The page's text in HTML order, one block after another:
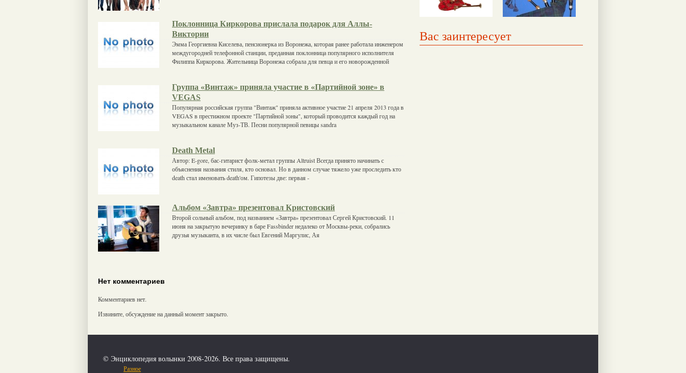
Вас заинтересует
Поклонница Киркорова прислала подарок для Аллы-
Виктории
Эмма Георгиевна Киселева, пенсионерка из Воронежа, которая ранее работала инженером
междугородней телефонной станции, преданная поклонница популярного исполнителя
Филиппа Киркорова. Жительница Воронежа собрала для певца и его новорожденной
Группа «Винтаж» приняла участие в «Партийной зоне» в
VEGAS
Популярная российская группа "Винтаж" приняла активное участие 21 апреля 2013 года в
VEGAS в престижном проекте "Партийной зоны", который проводится каждый год на
музыкальном канале Муз-ТВ. Песни популярной певицы sandra
Death Metal
Автор: E-gore, бас-гитарист фолк-метал группы Altruist Всегда принято начинать с
объяснения названия стиля, кто основал. Но в данном случае тяжело уже проследить кто
death стал именовать death'ом. Гипотезы две: первая -
Альбом «Завтра» презентовал Кристовский
Второй сольный альбом, под названием «Завтра» презентовал Сергей Кристовский. 11
июня на закрытую вечеринку в баре Fassbinder недалеко от Москвы-реки, собрались
друзья музыканта, в их числе был Евгений Маргулис, Ая
Нет комментариев
Комментариев нет.
Извините, обсуждение на данный момент закрыто.
© Энциклопедия волынки 2008-2026. Все права защищены.
Разное